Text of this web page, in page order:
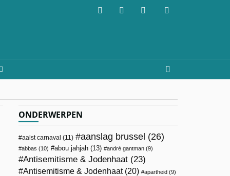
ONDERWERPEN
aalst carnaval (11) aanslag brussel (26)
abbas (10) abou jahjah (13) andré gantman (9)
Antisemitisme & Jodenhaat (23)
Antisemitisme & Jodenhaat(20) apartheid (9)